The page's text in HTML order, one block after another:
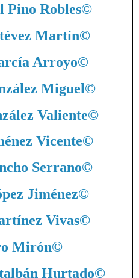
Pino Robles©
Martín©
Arroyo©
Miguel©
Valiente©
Vicente©
Serrano©
Jiménez©
Vivas©
Mirón©
Hurtado©